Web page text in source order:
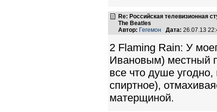
Re: Российская телевизионная
The Beatles
Автор: Гегемон Дата: 26.07.13
2 Flaming Rain: У
Ивановым) местный
все что душе
спиртное),
матерщиной.